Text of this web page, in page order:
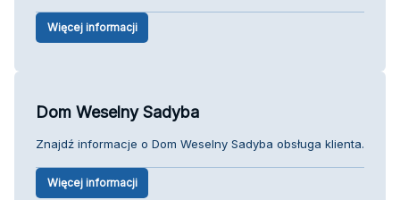
Więcej informacji
Dom Weselny Sadyba
Znajdź informacje o Dom Weselny Sadyba obsługa klienta.
Więcej informacji